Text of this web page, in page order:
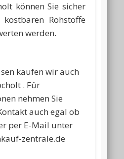
können Sie sicher
Rohstoffe
werden.
kaufen wir auch
. Für
nehmen Sie
auch egal ob
per E-Mail unter
zentrale.de